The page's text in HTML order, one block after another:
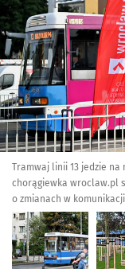
Tramwaj linii 13 jedzie
chorągiewka wroclaw.pl
o zmianach w